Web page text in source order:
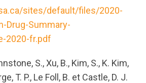
sites/default/files/2020-
Drug-Summary-
2020-fr.pdf
S., Xu, B., Kim, S., K. Kim,
T. P., Le Foll, B. et Castle, D. J.